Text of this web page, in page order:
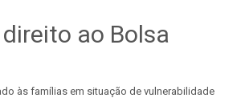
ao Bolsa
às famílias em situação de vulnerabilidade